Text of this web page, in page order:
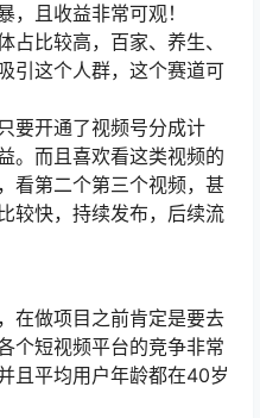
，且收益非常可观！
占比较高，百家、养生、
引这个人群，这个赛道可
要开通了视频号分成计
。而且喜欢看这类视频的
看第二个第三个视频，甚
较快，持续发布，后续流
在做项目之前肯定是要去
个短视频平台的竞争非常
且平均用户年龄都在40岁